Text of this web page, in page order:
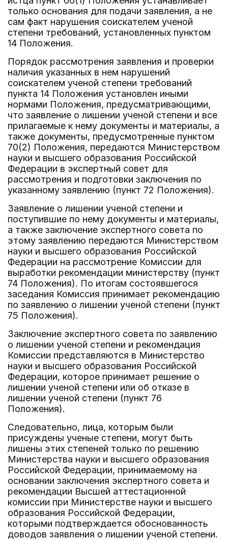
только основания для подачи заявления, а не
сам факт нарушения соискателем ученой
степени требований, установленных пунктом
14 Положения.
Порядок рассмотрения заявления и проверки
наличия указанных в нем нарушений
соискателем ученой степени требований
пункта 14 Положения установлен иными
нормами Положения, предусматривающими,
что заявление о лишении ученой степени и все
прилагаемые к нему документы и материалы, а
также документы, предусмотренные пунктом
70(2) Положения, передаются Министерством
науки и высшего образования Российской
Федерации в экспертный совет для
рассмотрения и подготовки заключения по
указанному заявлению (пункт 72 Положения).
Заявление о лишении ученой степени и
поступившие по нему документы и материалы,
а также заключение экспертного совета по
этому заявлению передаются Министерством
науки и высшего образования Российской
Федерации на рассмотрение Комиссии для
выработки рекомендации министерству (пункт
74 Положения). По итогам состоявшегося
заседания Комиссия принимает рекомендацию
по заявлению о лишении ученой степени (пункт
75 Положения).
Заключение экспертного совета по заявлению
о лишении ученой степени и рекомендация
Комиссии представляются в Министерство
науки и высшего образования Российской
Федерации, которое принимает решение о
лишении ученой степени или об отказе в
лишении ученой степени (пункт 76
Положения).
Следовательно, лица, которым были
присуждены ученые степени, могут быть
лишены этих степеней только по решению
Министерства науки и высшего образования
Российской Федерации, принимаемому на
основании заключения экспертного совета и
рекомендации Высшей аттестационной
комиссии при Министерстве науки и высшего
образования Российской Федерации,
которыми подтверждается обоснованность
доводов заявления о лишении ученой степени.